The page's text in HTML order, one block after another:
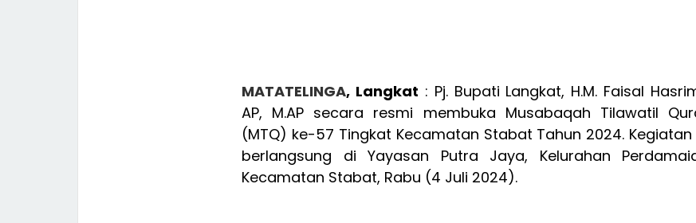
MATATELINGA, Langkat : Pj. Bupati Langkat, H.M. Faisal
AP, M.AP secara resmi membuka Musabaqah Tilawatil
(MTQ) ke-57 Tingkat Kecamatan Stabat Tahun 2024. Kegiatan
berlangsung di Yayasan Putra Jaya, Kelurahan
Kecamatan Stabat, Rabu (4 Juli 2024).